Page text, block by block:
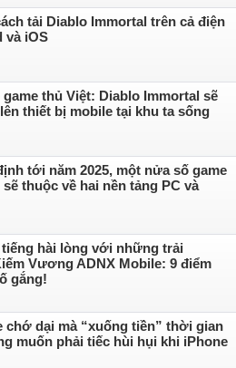
tải Diablo Immortal trên cả điện
và iOS
thủ Việt: Diablo Immortal sẽ
thiết bị mobile tại khu ta sống
tới năm 2025, một nửa số game
thuộc về hai nền tảng PC và
hài lòng với những trải
Vương ADNX Mobile: 9 điểm
gắng!
chớ dại mà “xuống tiền” thời gian
muốn phải tiếc hùi hụi khi iPhone